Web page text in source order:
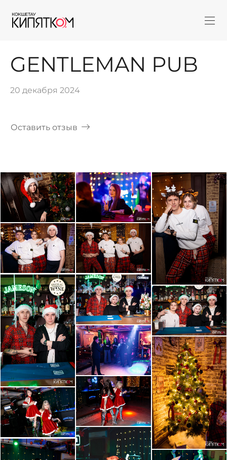
GENTLEMAN PUB
20 декабря 2024
Оставить отзыв